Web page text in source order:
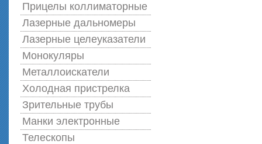
Прицелы коллиматорные
Лазерные дальномеры
Лазерные целеуказатели
Монокуляры
Металлоискатели
Холодная пристрелка
Зрительные трубы
Манки электронные
Телескопы